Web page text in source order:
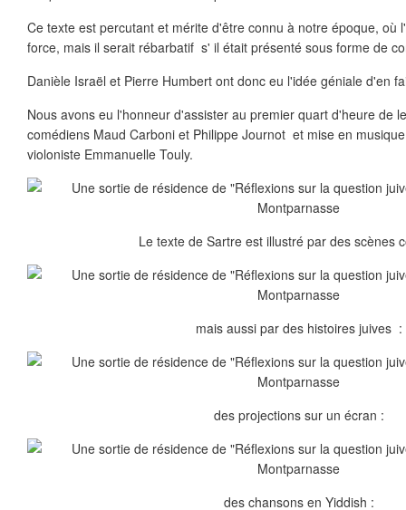
Ce texte est percutant et mérite d'être connu à notre époque, où
force, mais il serait rébarbatif s' il était présenté sous forme de
Danièle Israël et Pierre Humbert ont donc eu l'idée géniale d'en
Nous avons eu l'honneur d'assister au premier quart d'heure de
comédiens Maud Carboni et Philippe Journot et mise en
violoniste Emmanuelle Touly.
Le texte de Sartre est illustré par des scènes
mais aussi par des histoires juives :
des projections sur un écran :
des chansons en Yiddish :